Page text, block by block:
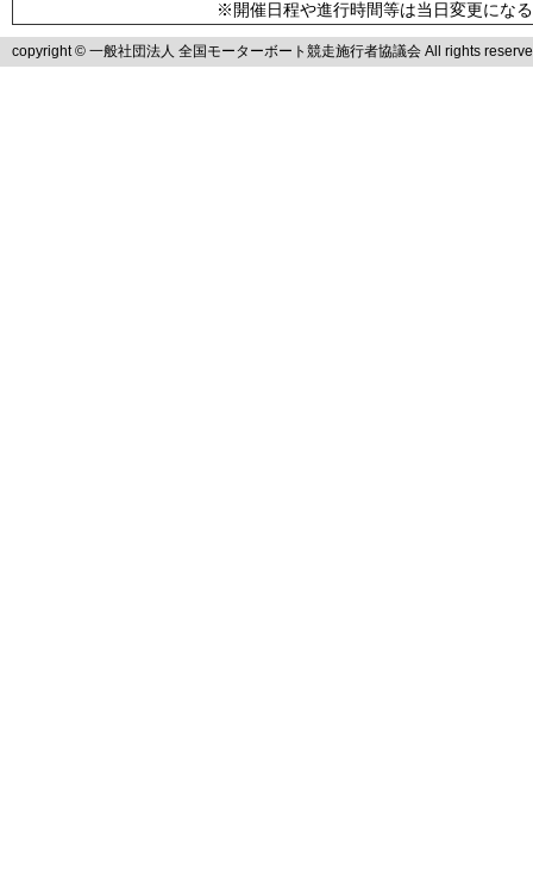
※開催日程や進行時間等は当日変更にな
copyright © 一般社団法人 全国モーターボート競走施行者協議会 All rights